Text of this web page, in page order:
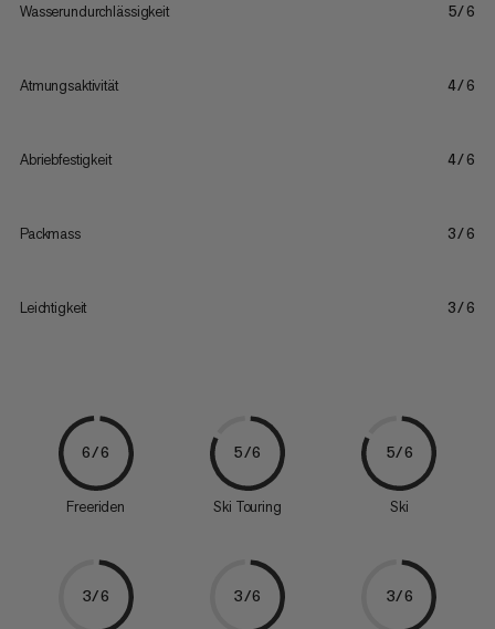
Wasserundurchlässigkeit 5/6
Atmungsaktivität 4/6
Abriebfestigkeit 4/6
Packmass 3/6
Leichtigkeit 3/6
6/6
Freeriden
5/6
Ski Touring
5/6
Ski
3/6 3/6 3/6